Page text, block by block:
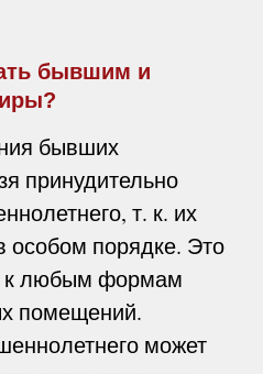
бывшим и
бывших
принудительно
т. к. их
порядке. Это
к любым формам
помещений.
может